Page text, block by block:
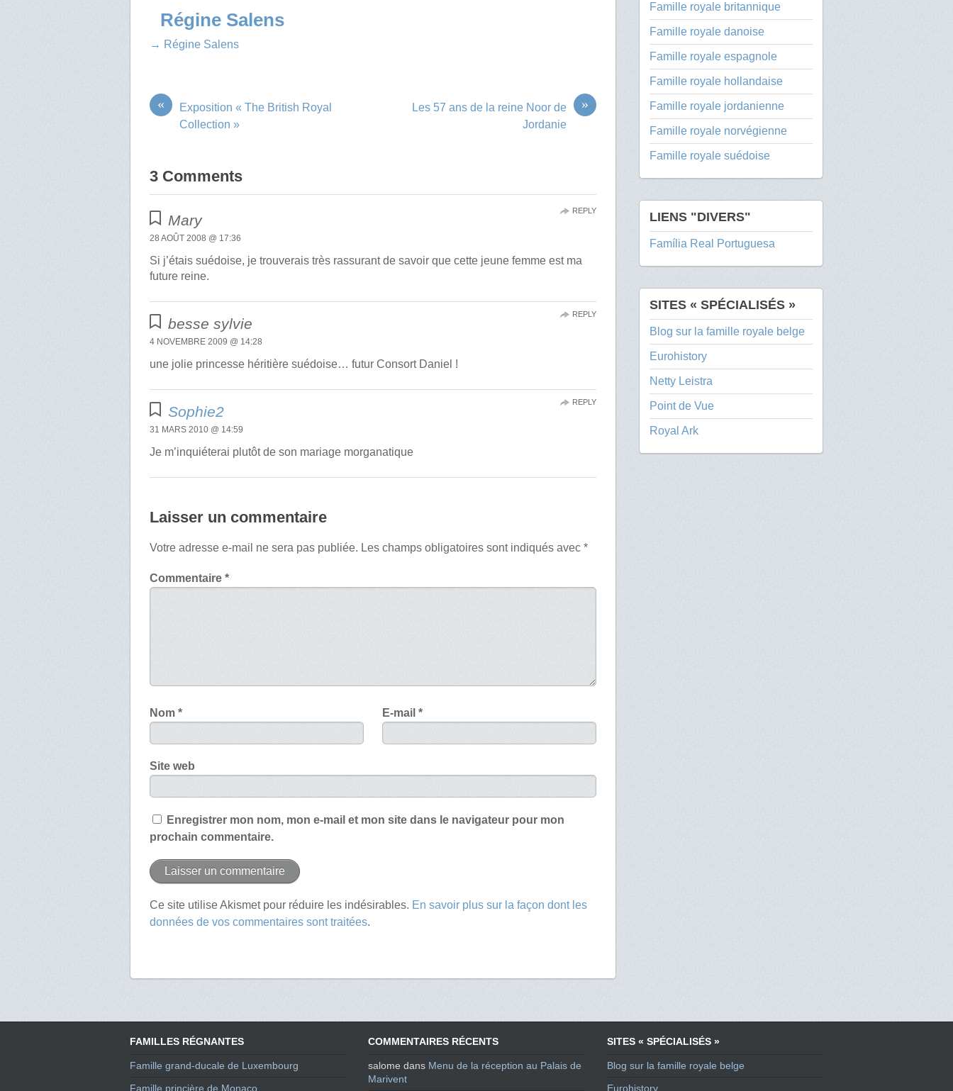
Régine Salens
→ Régine Salens
«
Exposition « The British Royal
Collection »
»
Les 57 ans de la reine Noor de
Jordanie
3 Comments
Mary
28 AOÛT 2008 @ 17:36
Si j’étais suédoise, je trouverais très rassurant de savoir que cette jeune femme est ma
future reine.
REPLY
besse sylvie
4 NOVEMBRE 2009 @ 14:28
une jolie princesse héritière suédoise… futur Consort Daniel !
REPLY
Sophie2
31 MARS 2010 @ 14:59
Je m’inquiéterai plutôt de son mariage morganatique
REPLY
Laisser un commentaire
Votre adresse e-mail ne sera pas publiée. Les champs obligatoires sont indiqués avec*
Commentaire*
Nom* E-mail *
Site web
Enregistrer mon nom, mon e-mail et mon site dans le navigateur pour mon
prochain commentaire.
Ce site utilise Akismet pour réduire les indésirables. En savoir plus sur la façon dont les
données de vos commentaires sont traitées.
Famille royale britannique
Famille royale danoise
Famille royale espagnole
Famille royale hollandaise
Famille royale jordanienne
Famille royale norvégienne
Famille royale suédoise
LIENS "DIVERS"
Família Real Portuguesa
SITES « SPÉCIALISÉS »
Blog sur la famille royale belge
Eurohistory
Netty Leistra
Point de Vue
Royal Ark
FAMILLES RÉGNANTES
Famille grand-ducale de Luxembourg
Famille princière de Monaco
COMMENTAIRES RÉCENTS
salome dans Menu de la réception au Palais de
Marivent
SITES « SPÉCIALISÉS »
Blog sur la famille royale belge
Eurohistory